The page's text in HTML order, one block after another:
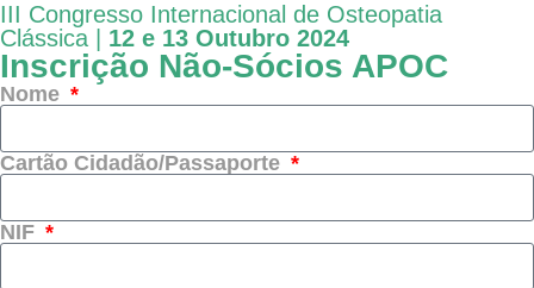
III Congresso Internacional de Osteopatia
Clássica | 12 e 13 Outubro 2024
Inscrição Não-Sócios APOC
Nome
Cartão Cidadão/Passaporte
NIF